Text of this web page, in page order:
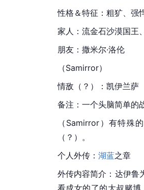
性格＆特征：粗犷、强
家人：流金石沙漠国王
朋友：撒米尔·洛伦
（Samirror）
情敌（？）：凯伊兰萨
备注：一个头脑简单的
（Samirror）有特殊
（？）。
个人外传： 湖蓝之章
外传内容简介： 达伊鲁
看成女的了的大叔赌